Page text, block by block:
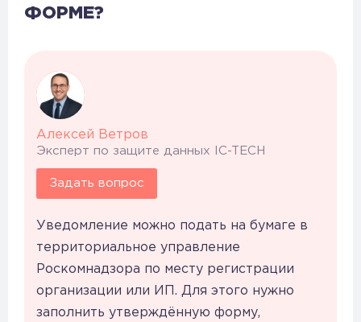
ФОРМЕ?
Алексей Ветров
Эксперт по защите данных IC-TECH
Задать вопрос
Уведомление можно подать на бумаге в
территориальное управление
Роскомнадзора по месту регистрации
организации или ИП. Для этого нужно
заполнить утверждённую форму,